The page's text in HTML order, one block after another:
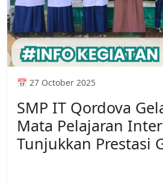
📅 27 October 2025
SMP IT Qordova
Mata Pelajaran
Tunjukkan Prestasi